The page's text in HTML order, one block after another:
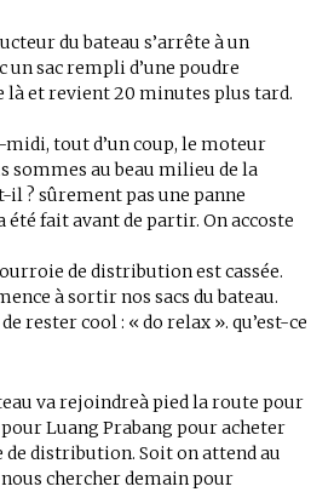
du bateau s’arrête à un
un sac rempli d’une poudre
là et revient 20 minutes plus tard.
midi, tout d’un coup, le moteur
sommes au beau milieu de la
il ? sûrement pas une panne
été fait avant de partir. On accoste
de distribution est cassée.
à sortir nos sacs du bateau.
rester cool : « do relax ». qu’est-ce
va rejoindreà pied la route pour
Luang Prabang pour acheter
distribution. Soit on attend au
chercher demain pour